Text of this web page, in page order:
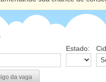
Estado:
da vaga